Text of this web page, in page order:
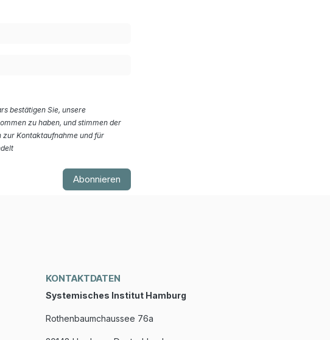
bestätigen Sie, unsere
zu haben, und stimmen der
zur Kontaktaufnahme und für
Abonnieren
KONTAKTDATEN
Systemisches Institut Hamburg
Rothenbaumchaussee 76a